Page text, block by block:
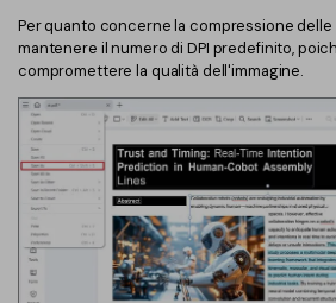
Per quanto concerne la compressione delle
mantenere il numero di DPI predefinito,
compromettere la qualità dell'immagine.